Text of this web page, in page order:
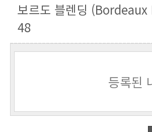
보르도 블렌딩
48
등록된